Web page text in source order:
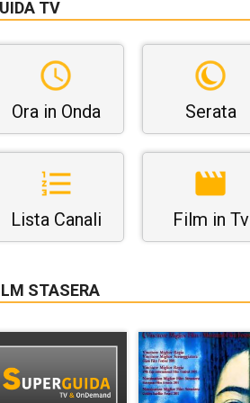
TV
Ora in Onda Serata
Lista Canali Film in Tv
STASERA